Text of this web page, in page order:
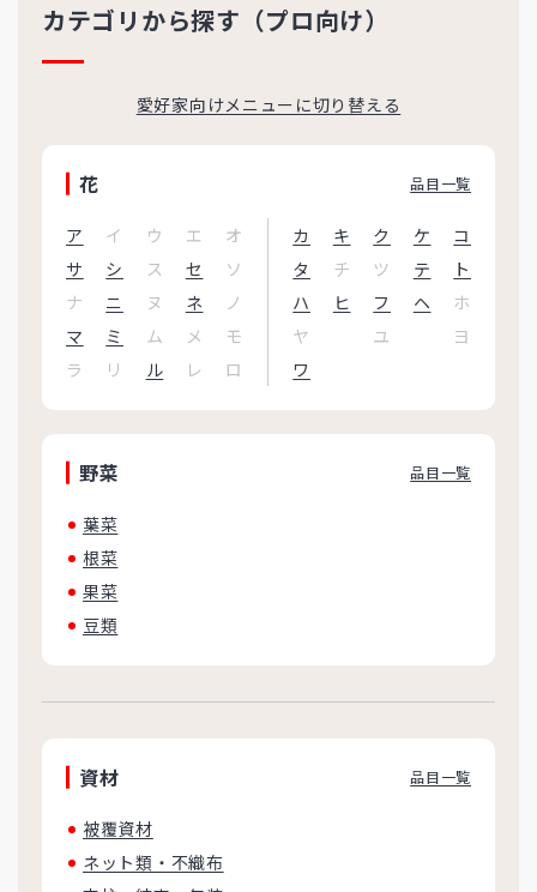
カテゴリから探す（プロ向け）
愛好家向けメニューに切り替える
花 品目一覧
ア イ ウ エ オ カ キ ク ケ
コ
サ
シ ス セ ソ タ チ ツ テ
ト
ナ
ニ ヌ ネ ノ ハ ヒ フ ヘ
ホ
マ
ミ ム メ モ ヤ ユ
ヨ
ラ
リ ル レ ロ ワ
野菜 品目一覧
葉菜
根菜
果菜
豆類
資材 品目一覧
被覆資材
ネット類・不織布